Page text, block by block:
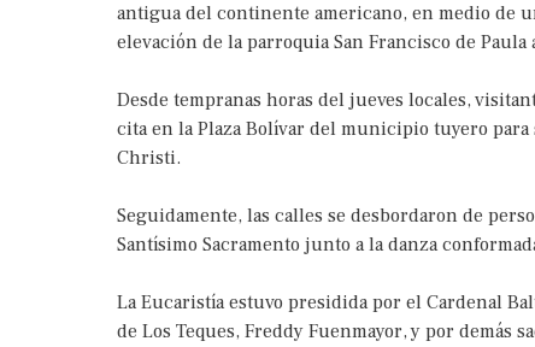
antigua del continente americano, en medio de
elevación de la parroquia San Francisco de
Desde tempranas horas del jueves locales,
cita en la Plaza Bolívar del municipio tuyero
Christi.
Seguidamente, las calles se desbordaron de
Santísimo Sacramento junto a la danza
La Eucaristía estuvo presidida por el Cardenal
de Los Teques, Freddy Fuenmayor, y por demás